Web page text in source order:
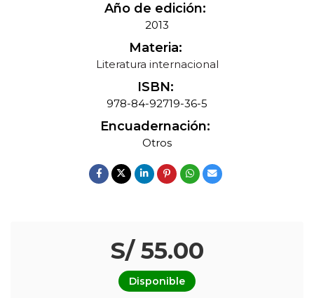
Año de edición:
2013
Materia:
Literatura internacional
ISBN:
978-84-92719-36-5
Encuadernación:
Otros
S/ 55.00
Disponible